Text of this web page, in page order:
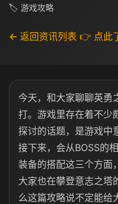
🏷 游戏攻略
← 返回资讯列表 👉 点此
今天，和大家聊聊英勇
打。游戏里存在着不少
探讨的话题，是游戏中
接下来，会从BOSS的
装备的搭配这三个方面
大家也在攀登意志之塔
么这篇攻略说不定能给